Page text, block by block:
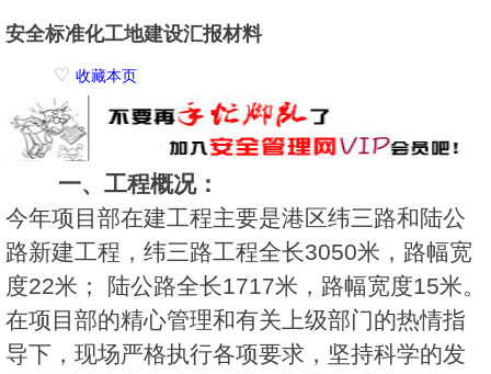
安全标准化工地建设汇报材料
♡ 收藏本页
一、工程概况：
今年项目部在建工程主要是港区纬三路和陆公
路新建工程，纬三路工程全长3050米，路幅宽
度22米； 陆公路全长1717米，路幅宽度15米。
在项目部的精心管理和有关上级部门的热情指
导下，现场严格执行各项要求，坚持科学的发